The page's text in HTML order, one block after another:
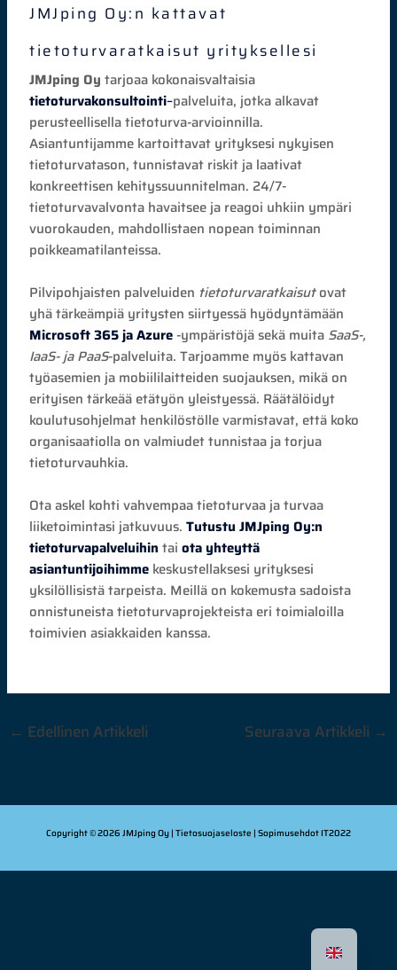
JMJping Oy:n kattavat
tietoturvaratkaisut yrityksellesi
JMJping Oy tarjoaa kokonaisvaltaisia
tietoturvakonsultointi–palveluita, jotka alkavat
perusteellisella tietoturva-arvioinnilla.
Asiantuntijamme kartoittavat yrityksesi nykyisen
tietoturvatason, tunnistavat riskit ja laativat
konkreettisen kehityssuunnitelman. 24/7-
tietoturvavalvonta havaitsee ja reagoi uhkiin ympäri
vuorokauden, mahdollistaen nopean toiminnan
poikkeamatilanteissa.
Pilvipohjaisten palveluiden tietoturvaratkaisutovat
yhä tärkeämpiä yritysten siirtyessä hyödyntämään
Microsoft 365 ja Azure-ympäristöjä sekä muita SaaS-,
IaaS- ja PaaS-palveluita. Tarjoamme myös kattavan
työasemien ja mobiililaitteiden suojauksen, mikä on
erityisen tärkeää etätyön yleistyessä. Räätälöidyt
koulutusohjelmat henkilöstölle varmistavat, että koko
organisaatiolla on valmiudet tunnistaa ja torjua
tietoturvauhkia.
Ota askel kohti vahvempaa tietoturvaa ja turvaa
liiketoimintasi jatkuvuus.Tutustu JMJping Oy:n
tietoturvapalveluihin taiota yhteyttä
asiantuntijoihimme keskustellaksesi yrityksesi
yksilöllisistä tarpeista. Meillä on kokemusta sadoista
onnistuneista tietoturvaprojekteista eri toimialoilla
toimivien asiakkaiden kanssa.
← Edellinen Artikkeli Seuraava Artikkeli →
Copyright © 2026 JMJping Oy | Tietosuojaseloste | Sopimusehdot IT2022